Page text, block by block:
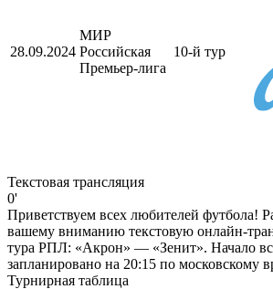
28.09.2024
МИР
Российская
Премьер-лига
10-й тур
Текстовая трансляция
0'
Приветствуем всех любителей футбола!
вашему вниманию текстовую онлайн-
тура РПЛ: «Акрон» — «Зенит». Начало
запланировано на 20:15 по московскому
Турнирная таблица